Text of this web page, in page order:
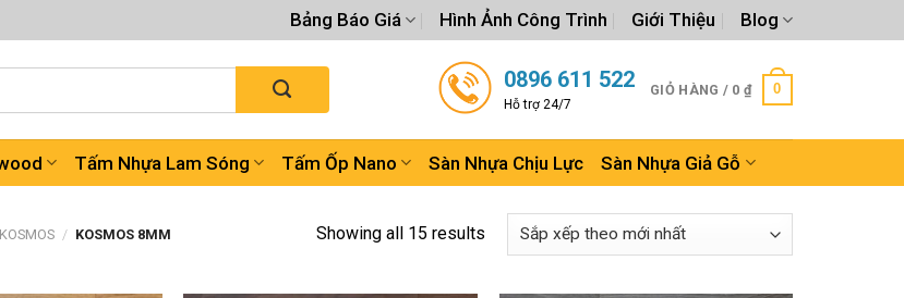
Bảng Báo Giá Hình Ảnh Công Trình Giới Thiệu Blog
0896 611 522
Hỗ trợ 24/7
GIỎ HÀNG / 0 ₫ 0
Tấm Nhựa Lam Sóng Tấm Ốp Nano Sàn Nhựa Chịu Lực Sàn Nhựa Giả Gỗ
/ KOSMOS 8MM Showing all 15 results